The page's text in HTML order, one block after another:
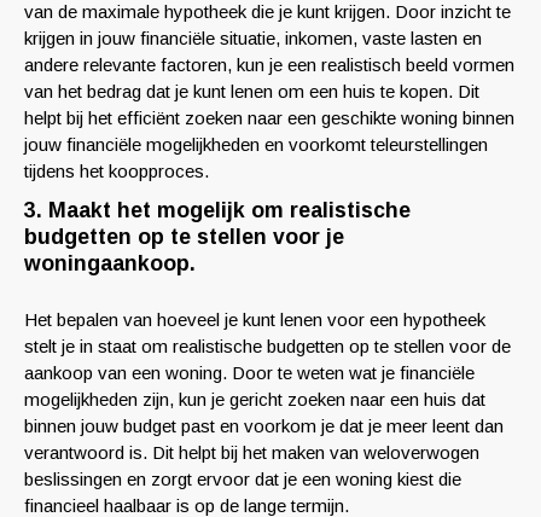
van de maximale hypotheek die je kunt krijgen. Door inzicht te
krijgen in jouw financiële situatie, inkomen, vaste lasten en
andere relevante factoren, kun je een realistisch beeld vormen
van het bedrag dat je kunt lenen om een huis te kopen. Dit
helpt bij het efficiënt zoeken naar een geschikte woning binnen
jouw financiële mogelijkheden en voorkomt teleurstellingen
tijdens het koopproces.
3. Maakt het mogelijk om realistische
budgetten op te stellen voor je
woningaankoop.
Het bepalen van hoeveel je kunt lenen voor een hypotheek
stelt je in staat om realistische budgetten op te stellen voor de
aankoop van een woning. Door te weten wat je financiële
mogelijkheden zijn, kun je gericht zoeken naar een huis dat
binnen jouw budget past en voorkom je dat je meer leent dan
verantwoord is. Dit helpt bij het maken van weloverwogen
beslissingen en zorgt ervoor dat je een woning kiest die
financieel haalbaar is op de lange termijn.